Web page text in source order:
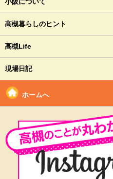
高槻暮らしのヒント
高槻Life
現場日記
ホームへ